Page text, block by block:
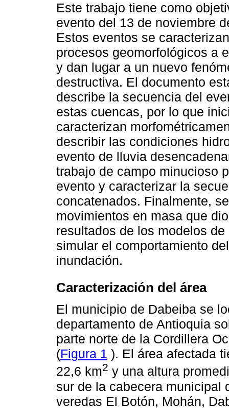
Este trabajo tiene como
evento del 13 de noviembre
Estos eventos se
procesos geomorfológicos a
y dan lugar a un nuevo
destructiva. El documento
describe la secuencia del
estas cuencas, por lo que
caracterizan
describir las condiciones
evento de lluvia
trabajo de campo minucioso
evento y caracterizar la
concatenados. Finalmente,
movimientos en masa que
resultados de los modelos
simular el comportamiento
inundación.
Caracterización del área
El municipio de Dabeiba se
departamento de Antioquia
parte norte de la Cordillera
(Figura 1 ). El área afectada
22,6 km2 y una altura
sur de la cabecera municipal
veredas El Botón, Mohán,